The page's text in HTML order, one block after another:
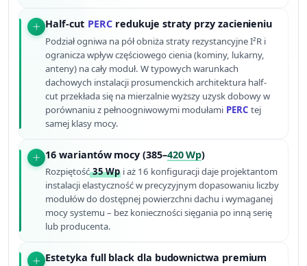
Half-cut PERC redukuje straty przy zacienieniu
Podział ogniwa na pół obniża straty rezystancyjne I²R i
ogranicza wpływ częściowego cienia (kominy, lukarny,
anteny) na cały moduł. W typowych warunkach
dachowych instalacji prosumenckich architektura half-
cut przekłada się na mierzalnie wyższy uzysk dobowy w
porównaniu z pełnoogniwowymi modułami PERC tej
samej klasy mocy.
16 wariantów mocy (385–420 Wp)
Rozpiętość35 Wp i aż 16 konfiguracji daje projektantom
instalacji elastyczność w precyzyjnym dopasowaniu liczby
modułów do dostępnej powierzchni dachu i wymaganej
mocy systemu – bez konieczności sięgania po inną serię
lub producenta.
Estetyka full black dla budownictwa premium